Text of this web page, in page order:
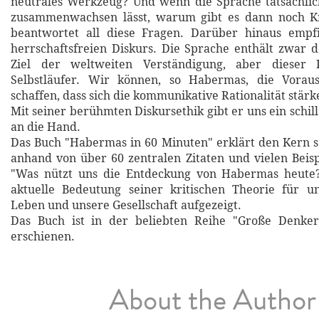
zusammenwachsen lässt, warum gibt es dann noch
beantwortet all diese Fragen. Darüber hinaus
herrschaftsfreien Diskurs. Die Sprache enthält zwar
Ziel der weltweiten Verständigung, aber dieser
Selbstläufer. Wir können, so Habermas, die
schaffen, dass sich die kommunikative Rationalität
Mit seiner berühmten Diskursethik gibt er uns ein
an die Hand.
Das Buch "Habermas in 60 Minuten" erklärt den Kern
anhand von über 60 zentralen Zitaten und vielen
"Was nützt uns die Entdeckung von Habermas
aktuelle Bedeutung seiner kritischen Theorie für
Leben und unsere Gesellschaft aufgezeigt.
Das Buch ist in der beliebten Reihe "Große
erschienen.
About the Author